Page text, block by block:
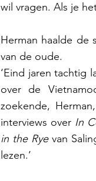
wil vragen. Als je
Herman haalde de
van de oude.
‘Eind jaren tachtig
over de
zoekende,
interviews over In
in the Rye van
lezen.’